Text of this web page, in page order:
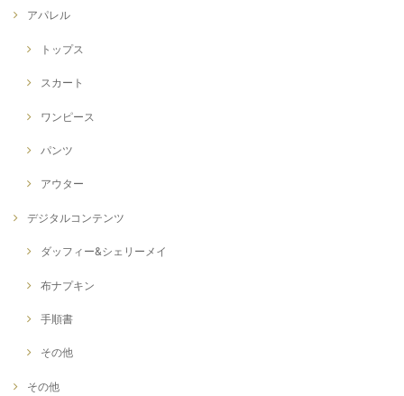
アパレル
トップス
スカート
ワンピース
パンツ
アウター
デジタルコンテンツ
ダッフィー&シェリーメイ
布ナプキン
手順書
その他
その他